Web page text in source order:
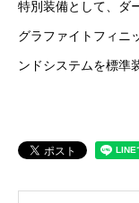
特別装備として、ダ
グラファイトフィニ
ンドシステムを標準